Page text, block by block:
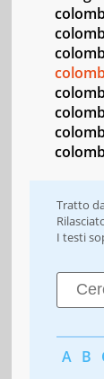
Tratto
I testi
A B